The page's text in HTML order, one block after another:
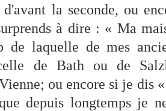
la seconde, ou
à dire : « Ma
de laquelle de mes
de Bath ou de
ou encore si je dis
depuis longtemps je